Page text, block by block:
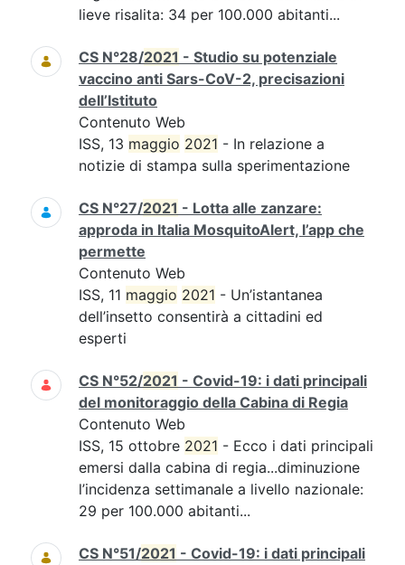
lieve risalita: 34 per 100.000 abitanti...
CS N°28/2021 - Studio su potenziale
vaccino anti Sars-CoV-2, precisazioni
dell’Istituto
Contenuto Web
ISS, 13 maggio 2021 - In relazione a
notizie di stampa sulla sperimentazione
CS N°27/2021 - Lotta alle zanzare:
approda in Italia MosquitoAlert, l’app che
permette
Contenuto Web
ISS, 11 maggio 2021 - Un’istantanea
dell’insetto consentirà a cittadini ed
esperti
CS N°52/2021 - Covid-19: i dati principali
del monitoraggio della Cabina di Regia
Contenuto Web
ISS, 15 ottobre 2021 - Ecco i dati principali
emersi dalla cabina di regia...diminuzione
l’incidenza settimanale a livello nazionale:
29 per 100.000 abitanti...
CS N°51/2021 - Covid-19: i dati principali